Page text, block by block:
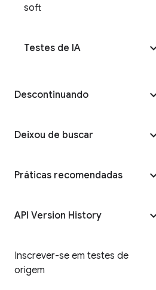
soft
Testes de IA
Descontinuando
Deixou de buscar
Práticas recomendadas
API Version History
Inscrever-se em testes de
origem